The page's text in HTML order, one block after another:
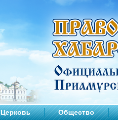
Церковь Общество